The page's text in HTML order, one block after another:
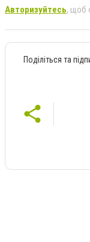
Авторизуйтесь, щоб
Поділіться та